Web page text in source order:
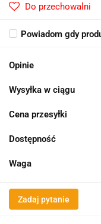
Do przechowalni
Powiadom gdy
Opinie
Wysyłka w ciągu
Cena przesyłki
Dostępność
Waga
Zadaj pytanie